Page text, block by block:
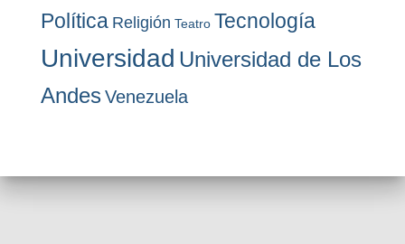
Política Religión Teatro Tecnología
Universidad Universidad de Los
AndesVenezuela